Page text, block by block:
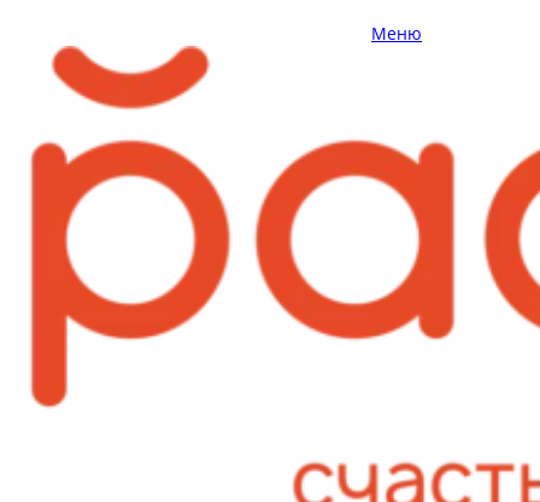
Меню